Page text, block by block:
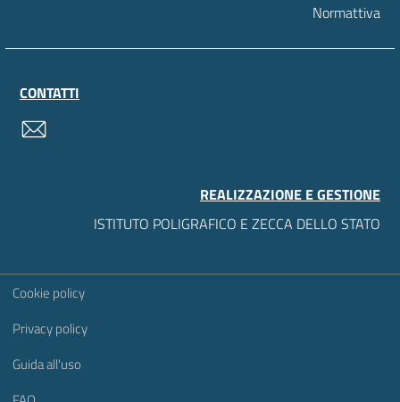
Normattiva
CONTATTI
REALIZZAZIONE E GESTIONE
ISTITUTO POLIGRAFICO E ZECCA DELLO STATO
Sezione Link Utili
Cookie policy
Privacy policy
Guida all'uso